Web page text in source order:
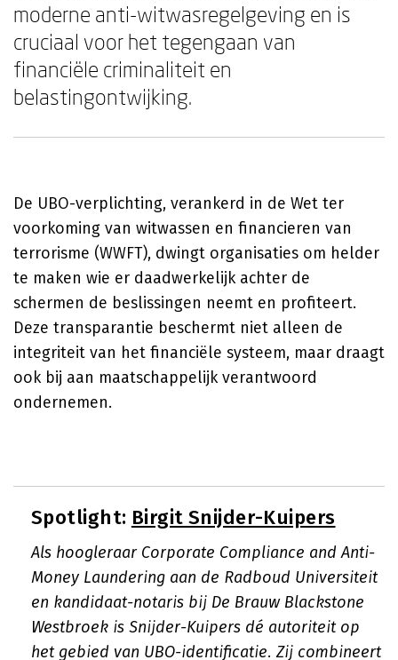
moderne anti-witwasregelgeving en is
cruciaal voor het tegengaan van
financiële criminaliteit en
belastingontwijking.
De UBO-verplichting, verankerd in de Wet ter
voorkoming van witwassen en financieren van
terrorisme (WWFT), dwingt organisaties om helder
te maken wie er daadwerkelijk achter de
schermen de beslissingen neemt en profiteert.
Deze transparantie beschermt niet alleen de
integriteit van het financiële systeem, maar draagt
ook bij aan maatschappelijk verantwoord
ondernemen.
Spotlight: Birgit Snijder-Kuipers
Als hoogleraar Corporate Compliance and Anti-
Money Laundering aan de Radboud Universiteit
en kandidaat-notaris bij De Brauw Blackstone
Westbroek is Snijder-Kuipers dé autoriteit op
het gebied van UBO-identificatie. Zij combineert